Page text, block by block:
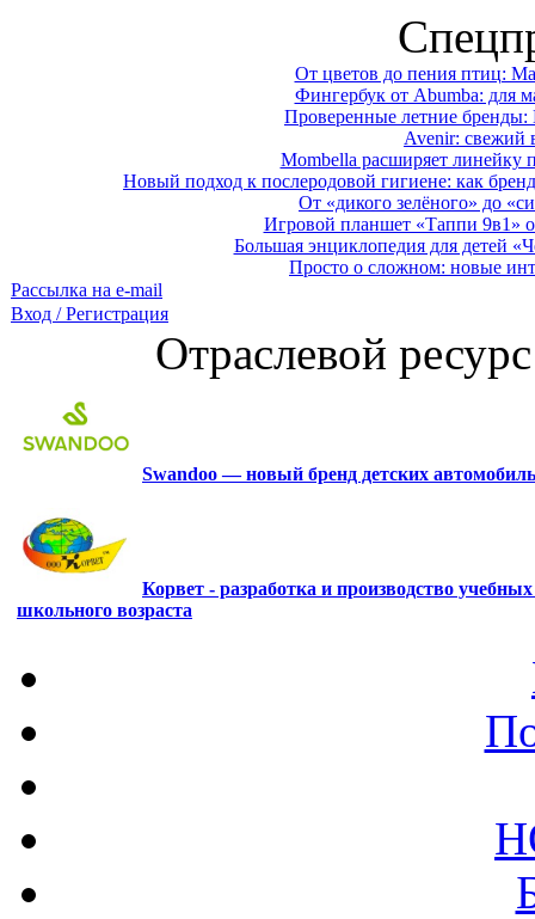
От цветов до пения птиц:
Фингербук от Abumba: для
Проверенные летние
Avenir: свежий
Mombella расширяет линейку
Новый подход к послеродовой гигиене: как
От «дикого зелёного» до
Игровой планшет «Таппи 9в1»
Большая энциклопедия для детей
Просто о сложном: новые
Рассылка на e-mail
Вход / Регистрация
Отраслевой
Swandoo — новый бренд детских
Корвет - разработка и производство
школьного возраста